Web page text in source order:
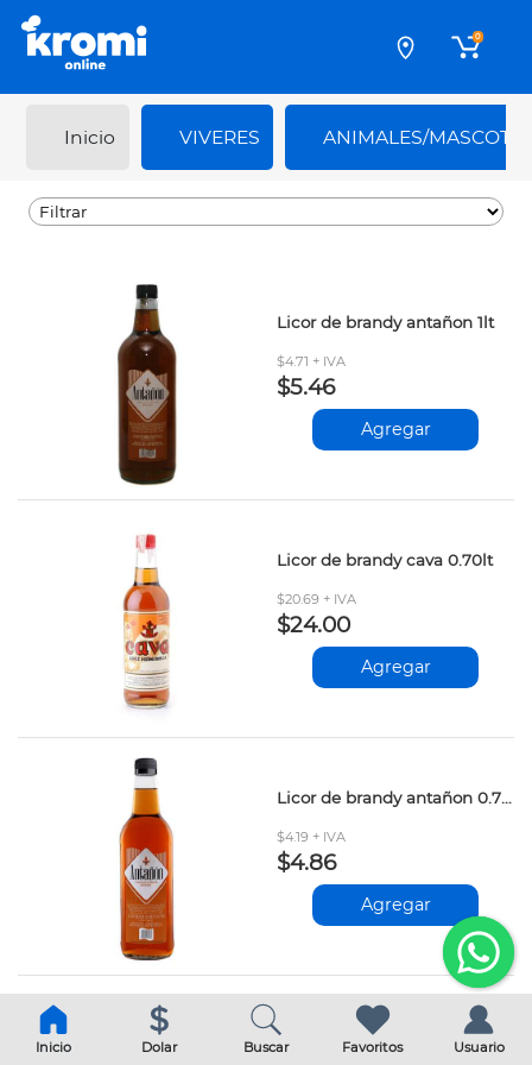
0
Inicio VIVERES ANIMALES/
Licor de brandy antañon 1lt
$4.71 + IVA
$5.46
Agregar
Licor de brandy cava 0.70lt
$20.69 + IVA
$24.00
Agregar
Licor de brandy antañon 0.70 lt
$4.19 + IVA
$4.86
Agregar
Inicio Dolar Buscar Favoritos Usuario